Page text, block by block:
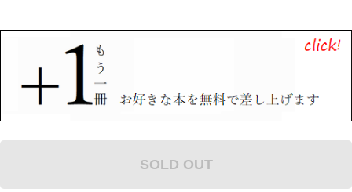
SOLD OUT